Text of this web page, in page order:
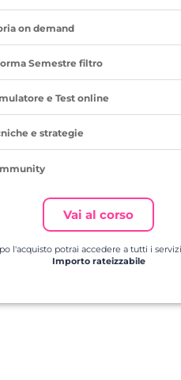
on demand
Semestre filtro
e Test online
e strategie
Vai al corso
l'acquisto potrai accedere a tutti i
Importo rateizzabile